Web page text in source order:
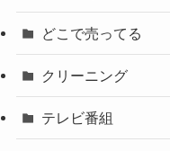
どこで売ってる
クリーニング
テレビ番組